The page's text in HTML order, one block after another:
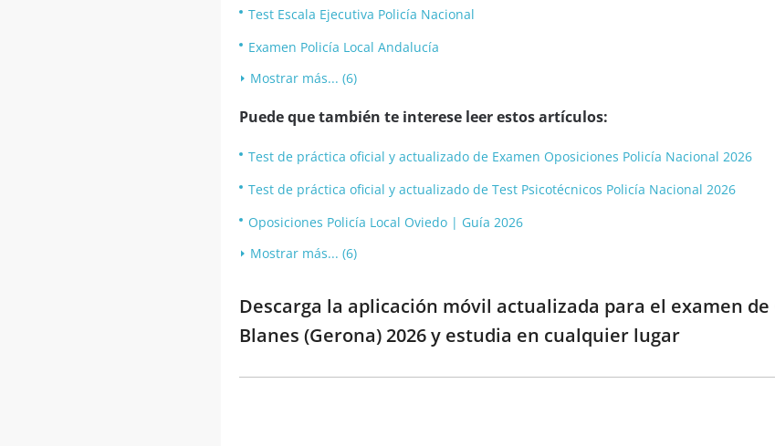
Test Escala Ejecutiva Policía Nacional
Examen Policía Local Andalucía
Mostrar más... (6)
Puede que también te interese leer estos artículos:
Test de práctica oficial y actualizado de Examen Oposiciones Policía Nacional 2026
Test de práctica oficial y actualizado de Test Psicotécnicos Policía Nacional 2026
Oposiciones Policía Local Oviedo | Guía 2026
Mostrar más... (6)
Descarga la aplicación móvil actualizada para el examen
Blanes (Gerona) 2026 y estudia en cualquier lugar